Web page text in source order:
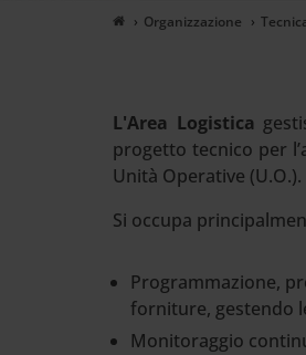
Organizzazione
L'Area Logistica
progetto tecnico per
Unità Operative (U.O.).
Si occupa
Programmazione,
forniture, gestendo
Monitoraggio